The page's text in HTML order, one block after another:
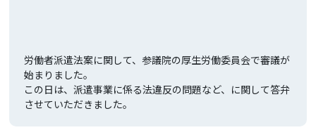
リンク
労働者派遣法案に関して、参議院の厚生労働委員会で審議が
始まりました。
この日は、派遣事業に係る法違反の問題など、に関して答弁
させていただきました。